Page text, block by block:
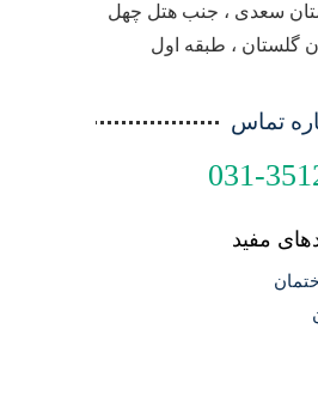
سعدی ، جنب هتل چهل
گلستان ، طبقه اول
تماس
031-
مفید